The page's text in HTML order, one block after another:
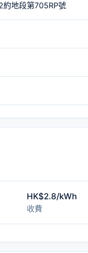
地段第705RP號
HK$2.8/kWh
收費